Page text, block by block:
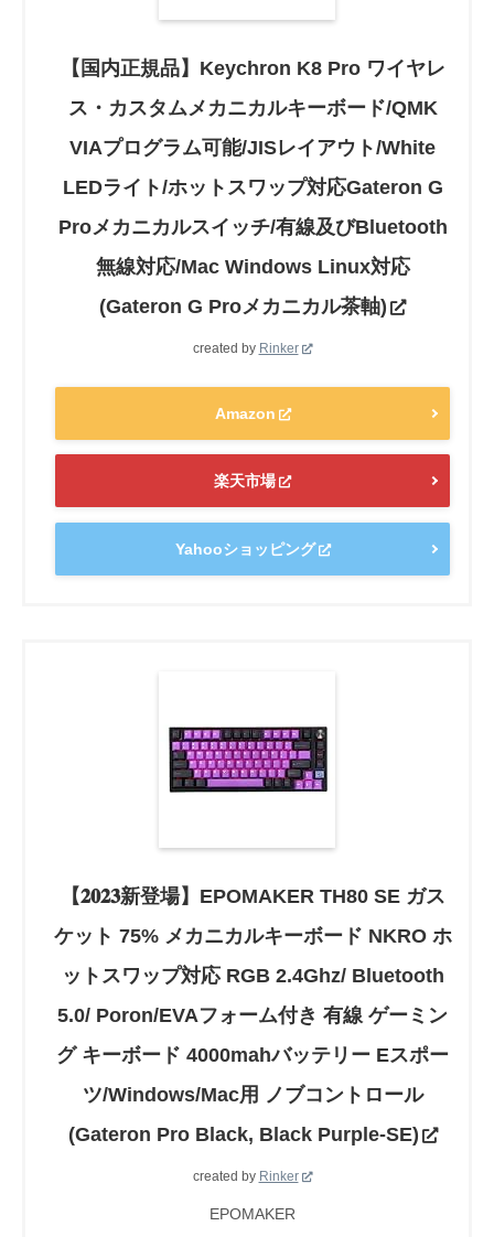
【国内正規品】Keychron K8 Pro ワイヤレ
ス・カスタムメカニカルキーボード/QMK
VIAプログラム可能/JISレイアウト/White
LEDライト/ホットスワップ対応Gateron G
Proメカニカルスイッチ/有線及びBluetooth
無線対応/Mac Windows Linux対応
(Gateron G Proメカニカル茶軸)
created by Rinker
Amazon
楽天市場
Yahooショッピング
【𝟐𝟎𝟐𝟑新登場】EPOMAKER TH80 SE ガス
ケット 75% メカニカルキーボード NKRO ホ
ットスワップ対応 RGB 2.4Ghz/ Bluetooth
5.0/ Poron/EVAフォーム付き 有線 ゲーミン
グ キーボード 4000mahバッテリー Eスポー
ツ/Windows/Mac用 ノブコントロール
(Gateron Pro Black, Black Purple-SE)
created by Rinker
EPOMAKER